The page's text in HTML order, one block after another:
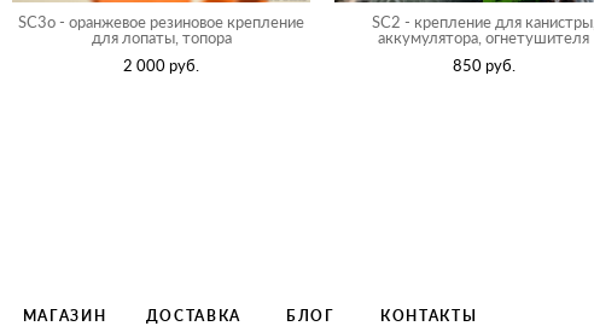
SC3o - оранжевое резиновое крепление
для лопаты, топора
2 000 pуб.
SC2 - крепление для канистры,
аккумулятора, огнетушителя
850 pуб.
МАГАЗИН ДОСТАВКА БЛОГ КОНТАКТЫ